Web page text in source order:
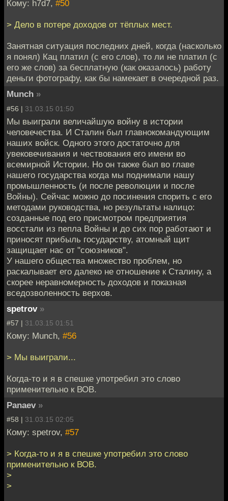
Кому: h7d7, #50
> Дело в потере доходов от тёплых мест.
Занятная ситуация последних дней, когда (насколько
я понял) Кац платил (с его слов), то ли не платил (с
его же слов) за бесплатную (как оказалось) работу
деньги фотографу, как бы намекает в очередной раз.
Munch »
#56 | 31.03.15 01:50
Мы выиграли величайшую войну в истории
человечества. И Сталин был главнокомандующим
наших войск. Одного этого достаточно для
увековечивания и чествования его имени во
всемирной Истории. Но он также был во главе
нашего государства когда мы поднимали нашу
промышленность (и после революции и после
Войны). Сейчас можно до посинения спорить с его
методами руководства, но результаты налицо:
созданные под его присмотром предприятия
восстали из пепла Войны и до сих пор работают и
приносят прибыль государству, атомный щит
защищает нас от "союзников".
У нашего общества множество проблем, но
раскалывает его далеко не отношение к Сталину, а
скорее неравномерность доходов и показная
вседозволенность верхов.
spetrov »
#57 | 31.03.15 01:51
Кому: Munch, #56
> Мы выиграли...
Когда-то и я в спешке употребил это слово
применительно к ВОВ.
Panaev »
#58 | 31.03.15 02:05
Кому: spetrov, #57
> Когда-то и я в спешке употребил это слово
применительно к ВОВ.
>
>